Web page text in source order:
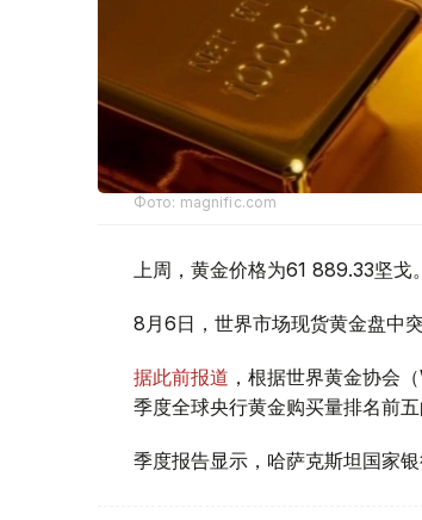
Фото: magnific.com
上周，黄金价格为61 889.33坚
8月6日，世界市场现货黄金盘中
据此前报道 ，根据世界黄金协会
季度全球央行黄金购买量排名前五
季度报告显示，哈萨克斯坦国家银